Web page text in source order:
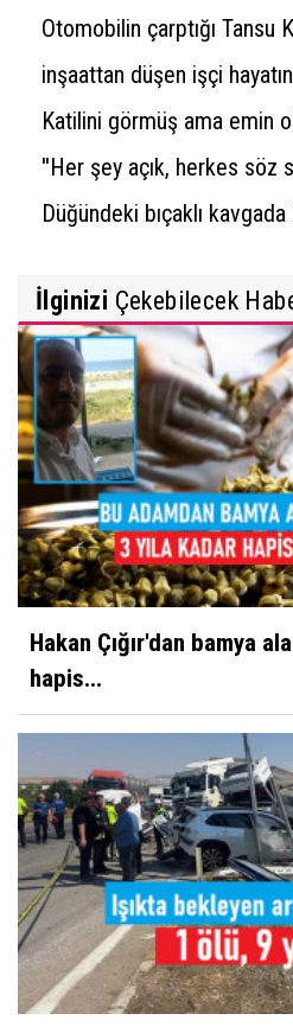
Otomobilin çarptığı Tansu
inşaattan düşen işçi
Katilini görmüş ama emin
''Her şey açık, herkes söz
Düğündeki bıçaklı
İlginizi Çekebilecek
Hakan Çığır'dan bamya
hapis...